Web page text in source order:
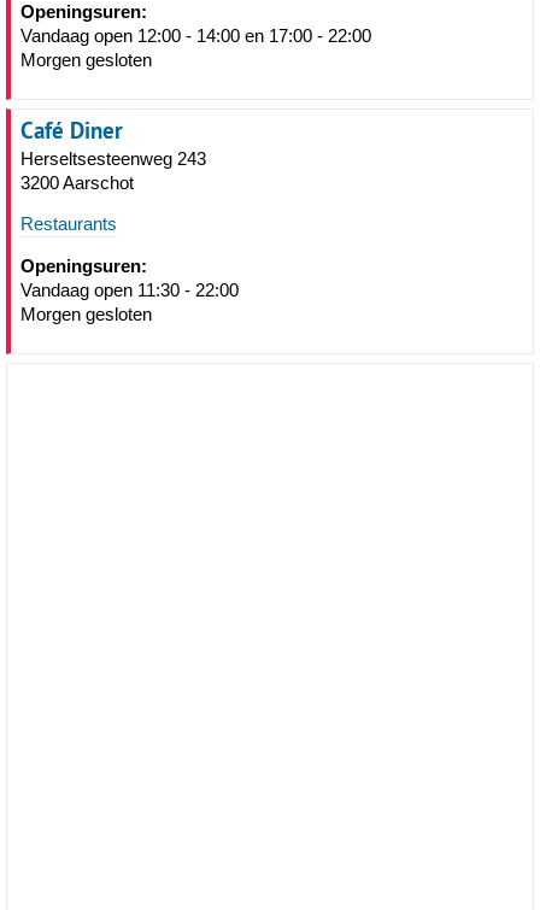
Openingsuren:
Vandaag open 12:00 - 14:00 en 17:00 - 22:00
Morgen gesloten
Café Diner
Herseltsesteenweg 243
3200 Aarschot
Restaurants
Openingsuren:
Vandaag open 11:30 - 22:00
Morgen gesloten